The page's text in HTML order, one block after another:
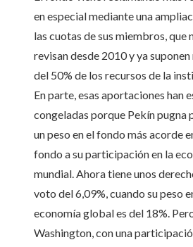
en especial mediante una
las cuotas de sus miembros, que
revisan desde 2010 y ya suponen
del 50% de los recursos de la
En parte, esas aportaciones han
congeladas porque Pekín pugna
un peso en el fondo más acorde
fondo a su participación en la
mundial. Ahora tiene unos
voto del 6,09%, cuando su peso
economía global es del 18%.
Washington, con una